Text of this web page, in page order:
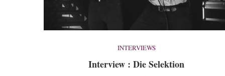
INTERVIEWS
Interview : Die Selektion